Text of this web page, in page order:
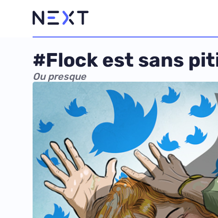
#Flock est sans
Ou presque